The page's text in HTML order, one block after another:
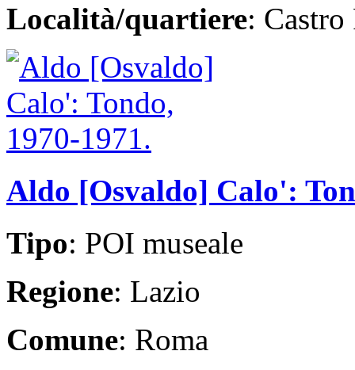
Località/quartiere:
Aldo [Osvaldo] Calo':
Tipo: POI museale
Regione: Lazio
Comune: Roma